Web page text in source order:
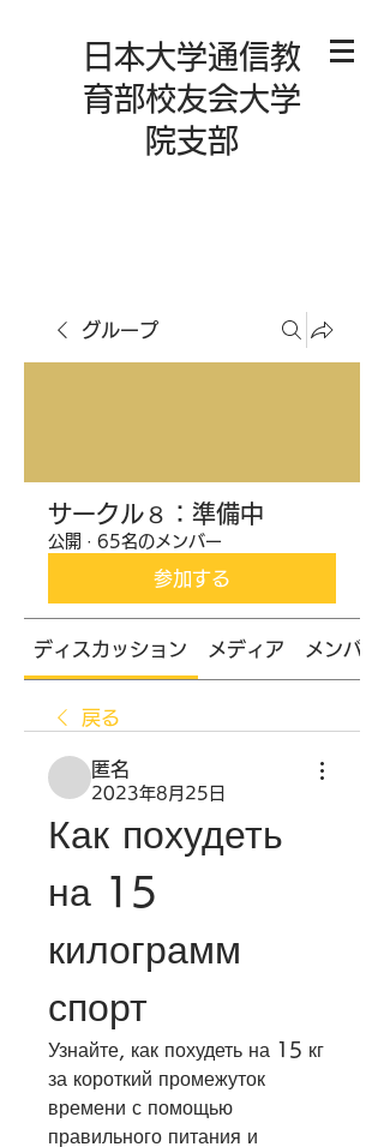
日本大学通信教
育部校友会大学
院支部
グループ
サークル８：準備中
公開 · 65名のメンバー
参加する
ディスカッション メディア メンバー
戻る
匿名
2023年8月25日
Как похудеть
на 15
килограмм
спорт
Узнайте, как похудеть на 15 кг
за короткий промежуток
времени с помощью
правильного питания и